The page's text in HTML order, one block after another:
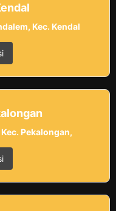
Kec. Kendal
Pekalongan,